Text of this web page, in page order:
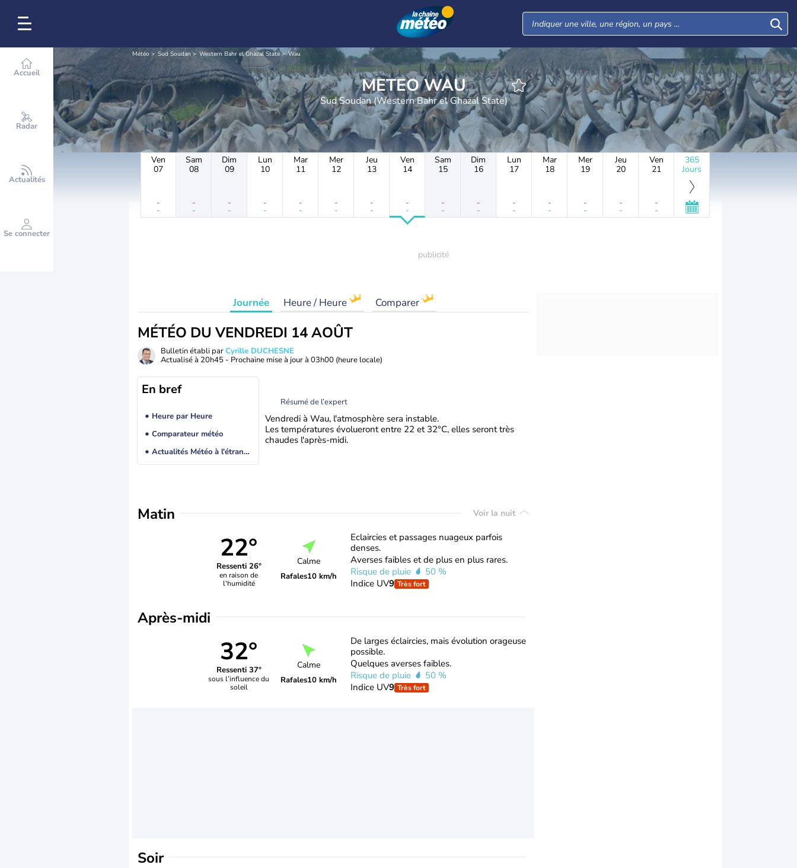
Accueil
Radar
Actualités
Se connecter
Météo Sud Soudan Western Bahr el Ghazal State Wau
METEO WAU
Sud Soudan (Western Bahr el Ghazal State)
Ven
07
-
-
Sam
08
-
-
Dim
09
-
-
Lun
10
-
-
Mar
11
-
-
Mer
12
-
-
Jeu
13
-
-
Ven
14
-
-
Sam
15
-
-
Dim
16
-
-
Lun
17
-
-
Mar
18
-
-
Mer
19
-
-
Jeu
20
-
-
Ven
21
-
-
365
Jours
Journée Heure / Heure Comparer
MÉTÉO DU VENDREDI 14 AOÛT
Bulletin établi parCyrille DUCHESNE
Actualisé à 20h45 - Prochaine mise à jour à 03h00 (heure locale)
En bref
Heure par Heure
Comparateur météo
Actualités Météo à l'étranger
Résumé de l’expert
Vendredi à Wau, l'atmosphère sera instable.
Les températures évolueront entre 22 et 32°C, elles seront très
chaudes l'après-midi.
Matin Voir la nuit
22°
Ressenti 26°
en raison de
l'humidité
Calme
Rafales10 km/h
Eclaircies et passages nuageux parfois
denses.
Averses faibles et de plus en plus rares.
Risque de pluie
50 %
Indice UV9 Très fort
Après-midi
32°
Ressenti 37°
sous l’influence du
soleil
Calme
Rafales10 km/h
De larges éclaircies, mais évolution orageuse
possible.
Quelques averses faibles.
Risque de pluie
50 %
Indice UV9 Très fort
Soir